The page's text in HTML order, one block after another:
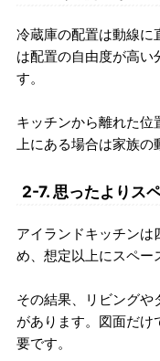
冷蔵庫の配置は動線に
は配置の自由度が高い
す。
キッチンから離れた位
上にある場合は家族の
2-7. 思ったよりス
アイランドキッチンは
め、想定以上にスペー
その結果、リビングや
があります。図面だけ
要です。